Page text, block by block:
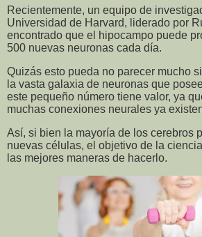
Recientemente, un equipo de
Universidad de Harvard, liderado por
encontrado que el hipocampo puede
500 nuevas neuronas cada día.
Quizás esto pueda no parecer mucho
la vasta galaxia de neuronas que
este pequeño número tiene valor, ya
muchas conexiones neurales ya
Así, si bien la mayoría de los cerebros
nuevas células, el objetivo de la
las mejores maneras de hacerlo.